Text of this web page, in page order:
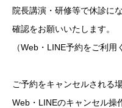
院長講演・研修等で休診に
確認をお願いいたします。
（Web・LINE予約をご利用
ご予約をキャンセルされる
Web・LINEのキャンセル操